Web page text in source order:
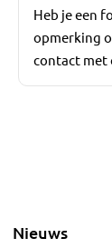
Heb je een
opmerking
contact met
Nieuws